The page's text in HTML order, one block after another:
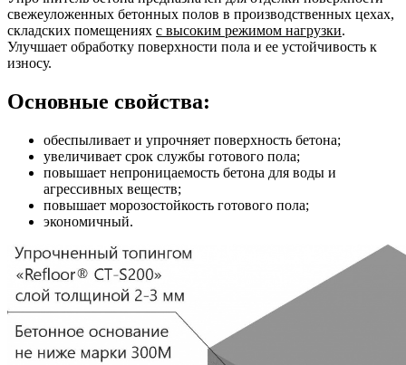
свежеуложенных бетонных полов в производственных цехах,
складских помещениях с высоким режимом нагрузки.
Улучшает обработку поверхности пола и ее устойчивость к
износу.
Основные свойства:
обеспыливает и упрочняет поверхность бетона;
увеличивает срок службы готового пола;
повышает непроницаемость бетона для воды и
агрессивных веществ;
повышает морозостойкость готового пола;
экономичный.